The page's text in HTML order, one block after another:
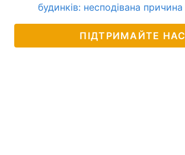
будинків: несподівана причина
ПІДТРИМАЙТЕ НАС